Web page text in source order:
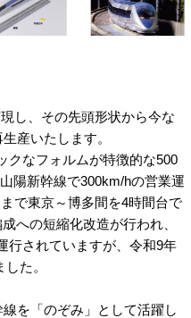
し、その先頭形状から今な
産いたします。
クなフォルムが特徴的な500
陽新幹線で300km/hの営業運
で東京～博多間を4時間台で
への短縮化改造が行われ、
行されていますが、令和9年
た。
を「のぞみ」として活躍し